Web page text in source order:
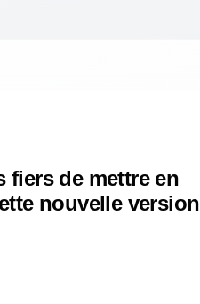
fiers de mettre en
nouvelle version